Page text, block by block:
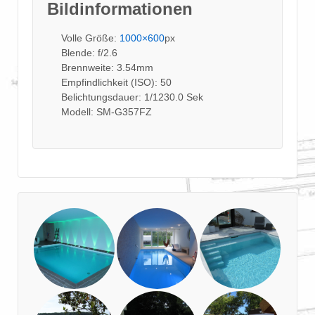
Bildinformationen
Volle Größe: 1000×600px
Blende: f/2.6
Brennweite: 3.54mm
Empfindlichkeit (ISO): 50
Belichtungsdauer: 1/1230.0 Sek
Modell: SM-G357FZ